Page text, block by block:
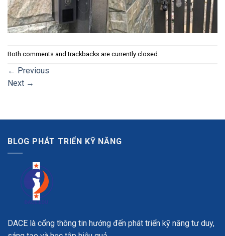
Both comments and trackbacks are currently closed.
← Previous
Next →
BLOG PHÁT TRIỂN KỸ NĂNG
DACE là cổng thông tin hướng đến phát triển kỹ năng tư duy,